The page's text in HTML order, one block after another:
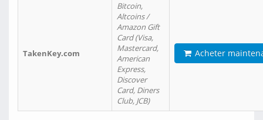
TakenKey.com
Bitcoin,
Altcoins /
Amazon Gift
Card (Visa,
Mastercard,
American
Express,
Discover
Card, Diners
Club, JCB)
Acheter